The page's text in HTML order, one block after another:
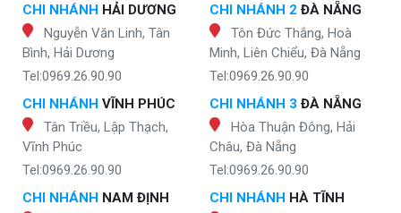
CHI NHÁNH HẢI DƯƠNG
Nguyễn Văn Linh, Tân
Bình, Hải Dương
Tel:0969.26.90.90
CHI NHÁNH VĨNH PHÚC
Tân Triều, Lập Thạch,
Vĩnh Phúc
Tel:0969.26.90.90
CHI NHÁNH NAM ĐỊNH
CHI NHÁNH 2 ĐÀ NẴNG
Tôn Đức Thắng, Hoà
Minh, Liên Chiểu, Đà Nẵng
Tel:0969.26.90.90
CHI NHÁNH 3 ĐÀ NẴNG
Hòa Thuận Đông, Hải
Châu, Đà Nẵng
Tel:0969.26.90.90
CHI NHÁNH HÀ TĨNH